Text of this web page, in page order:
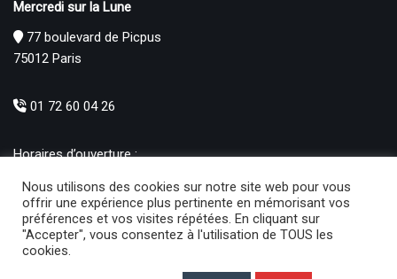
Mercredi sur la Lune
77 boulevard de Picpus
75012 Paris
01 72 60 04 26
Horaires d’ouverture :
Mercredi au Samedi : 10h30 – 19h00
Produits
Nous utilisons des cookies sur notre site web pour vous
offrir une expérience plus pertinente en mémorisant vos
préférences et vos visites répétées. En cliquant sur
"Accepter", vous consentez à l'utilisation de TOUS les
cookies.